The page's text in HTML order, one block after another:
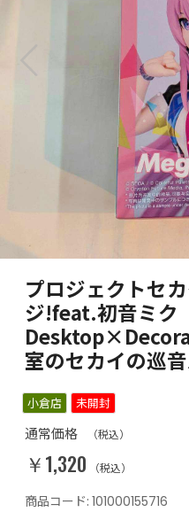
プロジェクトセ
ジ!feat.初音ミク
室のセカイの巡
小倉店 未開封
通常価格 （税込）
￥1,320 （税込）
商品コード: 101000155716